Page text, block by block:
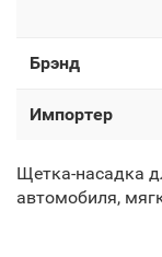
Брэнд
Импортер
Щетка-насадка
автомобиля,